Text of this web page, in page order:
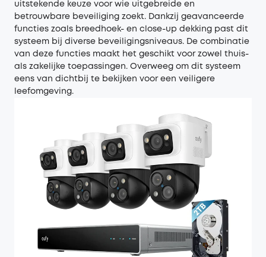
uitstekende keuze voor wie uitgebreide en
betrouwbare beveiliging zoekt. Dankzij geavanceerde
functies zoals breedhoek- en close-up dekking past dit
systeem bij diverse beveiligingsniveaus. De combinatie
van deze functies maakt het geschikt voor zowel thuis-
als zakelijke toepassingen. Overweeg om dit systeem
eens van dichtbij te bekijken voor een veiligere
leefomgeving.